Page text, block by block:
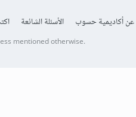
عن أكاديمية حسوب الأسئلة الشائعة
mentioned otherwise.